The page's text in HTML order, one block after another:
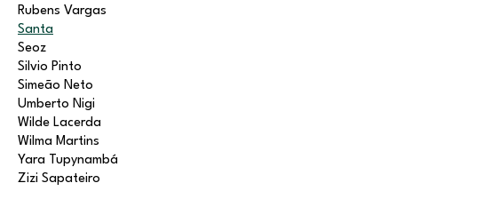
Rubens Vargas
Santa
Seoz
Silvio Pinto
Simeão Neto
Umberto Nigi
Wilde Lacerda
Wilma Martins
Yara Tupynambá
Zizi Sapateiro